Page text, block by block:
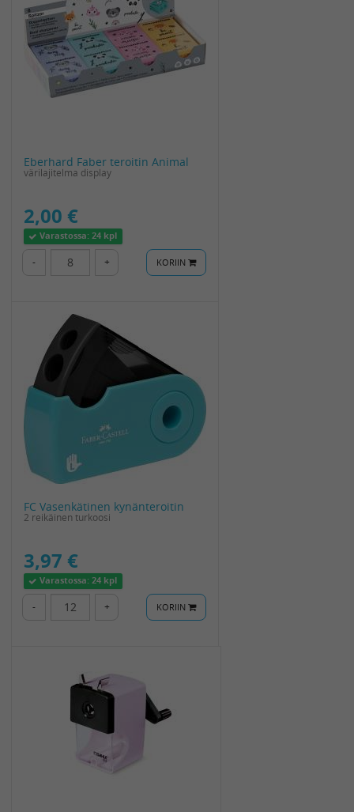
Eberhard Faber teroitin Animal
värilajitelma display
2,00 €
Varastossa:24 kpl
- + KORIIN
FC Vasenkätinen kynänteroitin
2 reikäinen turkoosi
3,97 €
Varastossa:24 kpl
- + KORIIN